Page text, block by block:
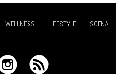
WELLNESS LIFESTYLE SCENA